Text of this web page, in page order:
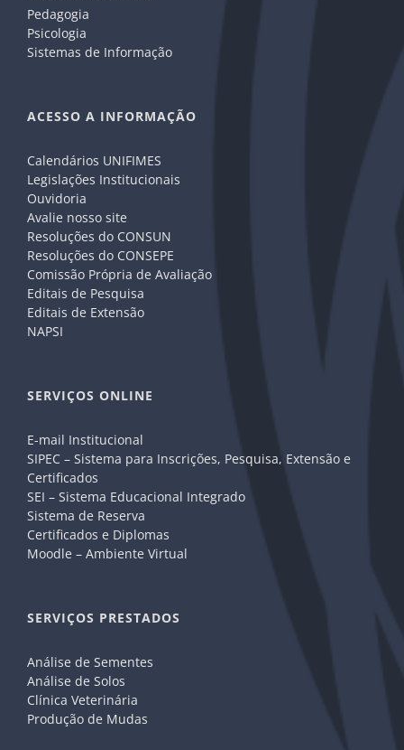
Pedagogia
Psicologia
Sistemas de Informação
ACESSO A INFORMAÇÃO
Calendários UNIFIMES
Legislações Institucionais
Ouvidoria
Avalie nosso site
Resoluções do CONSUN
Resoluções do CONSEPE
Comissão Própria de Avaliação
Editais de Pesquisa
Editais de Extensão
NAPSI
SERVIÇOS ONLINE
E-mail Institucional
SIPEC – Sistema para Inscrições, Pesquisa, Extensão e
Certificados
SEI – Sistema Educacional Integrado
Sistema de Reserva
Certificados e Diplomas
Moodle – Ambiente Virtual
SERVIÇOS PRESTADOS
Análise de Sementes
Análise de Solos
Clínica Veterinária
Produção de Mudas